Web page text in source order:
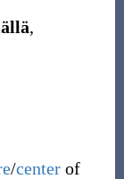
,
/centerof